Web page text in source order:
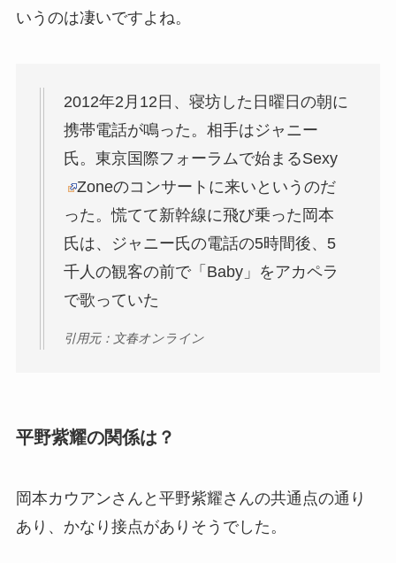
いうのは凄いですよね。
2012年2月12日、寝坊した日曜日の朝に
携帯電話が鳴った。相手はジャニー
氏。東京国際フォーラムで始まるSexy
Zoneのコンサートに来いというのだ
った。慌てて新幹線に飛び乗った岡本
氏は、ジャニー氏の電話の5時間後、5
千人の観客の前で「Baby」をアカペラ
で歌っていた
引用元：文春オンライン
平野紫耀の関係は？
岡本カウアンさんと平野紫耀さんの共通点の通り
あり、かなり接点がありそうでした。